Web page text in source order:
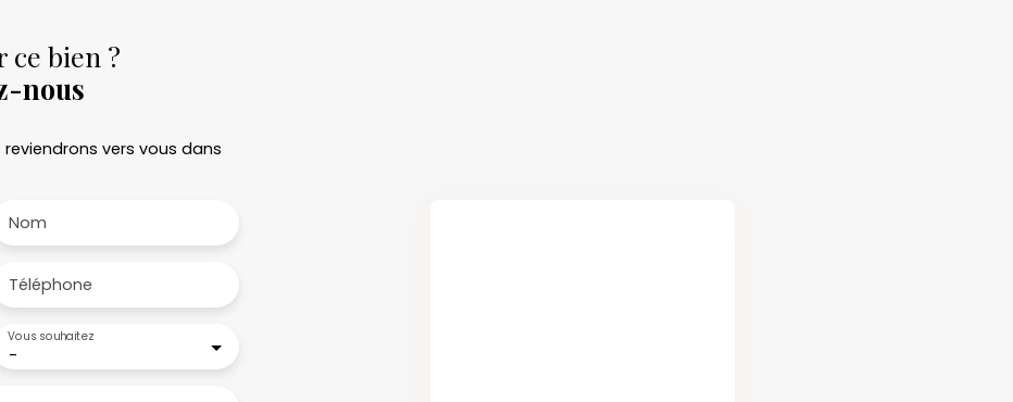
ce bien ?
nous
vers vous dans
Nom
Téléphone
-
Vous souhaitez